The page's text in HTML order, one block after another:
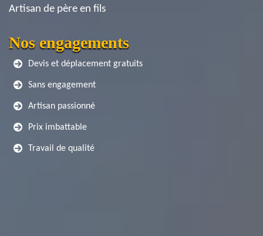
Artisan de père en fils
Nos engagements
Devis et déplacement gratuits
Sans engagement
Artisan passionné
Prix imbattable
Travail de qualité